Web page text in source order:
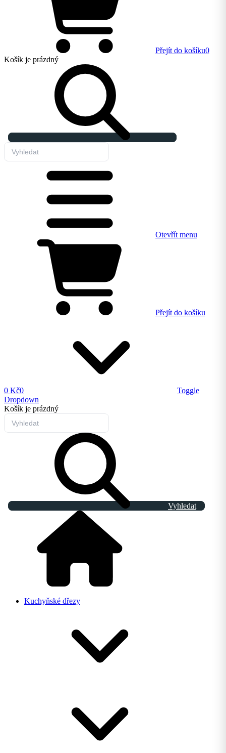
Přejít do košíku0
Košík je prázdný
Otevřít menu
Přejít do košíku
0 Kč0
Toggle
Dropdown
Košík je prázdný
Vyhledat
Kuchyňské dřezy